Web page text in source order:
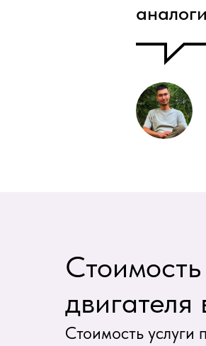
Стоимость